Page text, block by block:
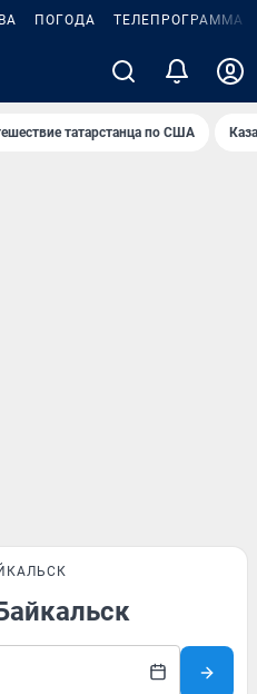
ПОГОДА ТЕЛЕПРОГРАММА
татарстанца по США